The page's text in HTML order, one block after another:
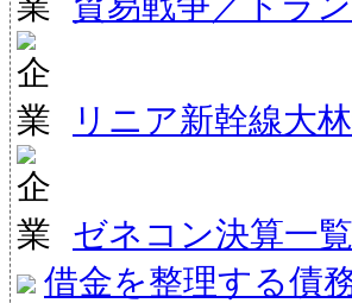
リニア新幹線大
ゼネコン決算一
借金を整理する債